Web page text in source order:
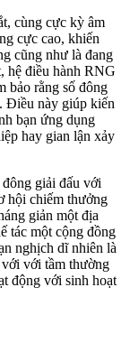
cùng cực kỳ âm
cực cao, khiến
cũng như là đang
hệ điều hành RNG
bảo rằng số đông
Điều này giúp kiến
bạn ứng dụng
hay gian lận xảy
giải đấu với
hội chiếm thưởng
giản một địa
tác một cộng đồng
nghịch dĩ nhiên là
với tầm thường
động với sinh hoạt